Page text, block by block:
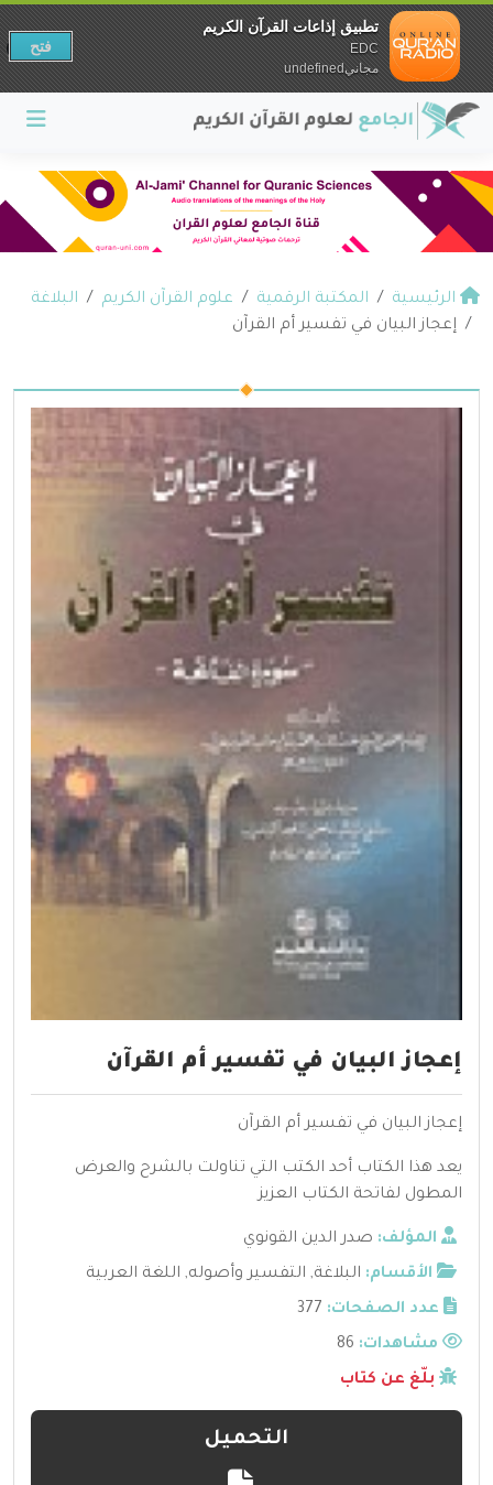
الرئيسية المكتبة الرقمية علوم القرآن الكريم
البلاغة
إعجاز البيان في تفسير أم القرآن
إعجاز البيان في تفسير أم القرآن
إعجاز البيان في تفسير أم القرآن
يعد هذا الكتاب أحد الكتب التي تناولت بالشرح والعرض
المطول لفاتحة الكتاب العزيز
المؤلف: صدر الدين القونوي
الأقسام: البلاغة, التفسير وأصوله, اللغة العربية
عدد الصفحات: 377
مشاهدات:
بلّغ عن كتاب
التحميل
تطبيق إذاعات القرآن الكريم
EDC
مجانيundefined
فتح